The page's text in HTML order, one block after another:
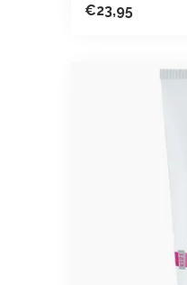
€23,95